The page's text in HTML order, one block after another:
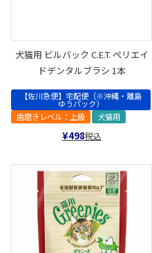
犬猫用 ビルバック C.E.T. ペリエイ
ドデンタルブラシ 1本
【佐川急便】宅配便（※沖縄・離島
ゆうパック）
歯磨きレベル：上級
犬猫用
¥498税込